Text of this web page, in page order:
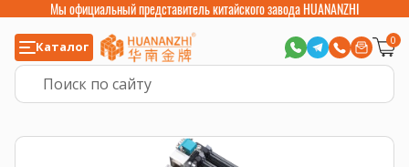
Мы официальный представитель китайского завода HUANANZHI
Каталог 0